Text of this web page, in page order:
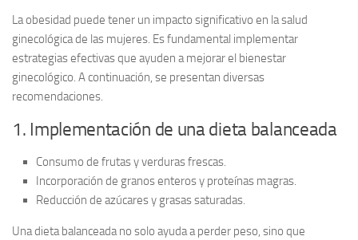
La obesidad puede tener un impacto significativo en la salud
ginecológica de las mujeres. Es fundamental implementar
estrategias efectivasque ayuden a mejorar el bienestar
ginecológico. A continuación, se presentan diversas
recomendaciones.
1. Implementación de una dieta balanceada
Consumo de frutas y verduras frescas.
Incorporación de granos enteros y proteínas magras.
Reducción de azúcares y grasas saturadas.
Una dieta balanceada no solo ayuda a perder peso, sino que